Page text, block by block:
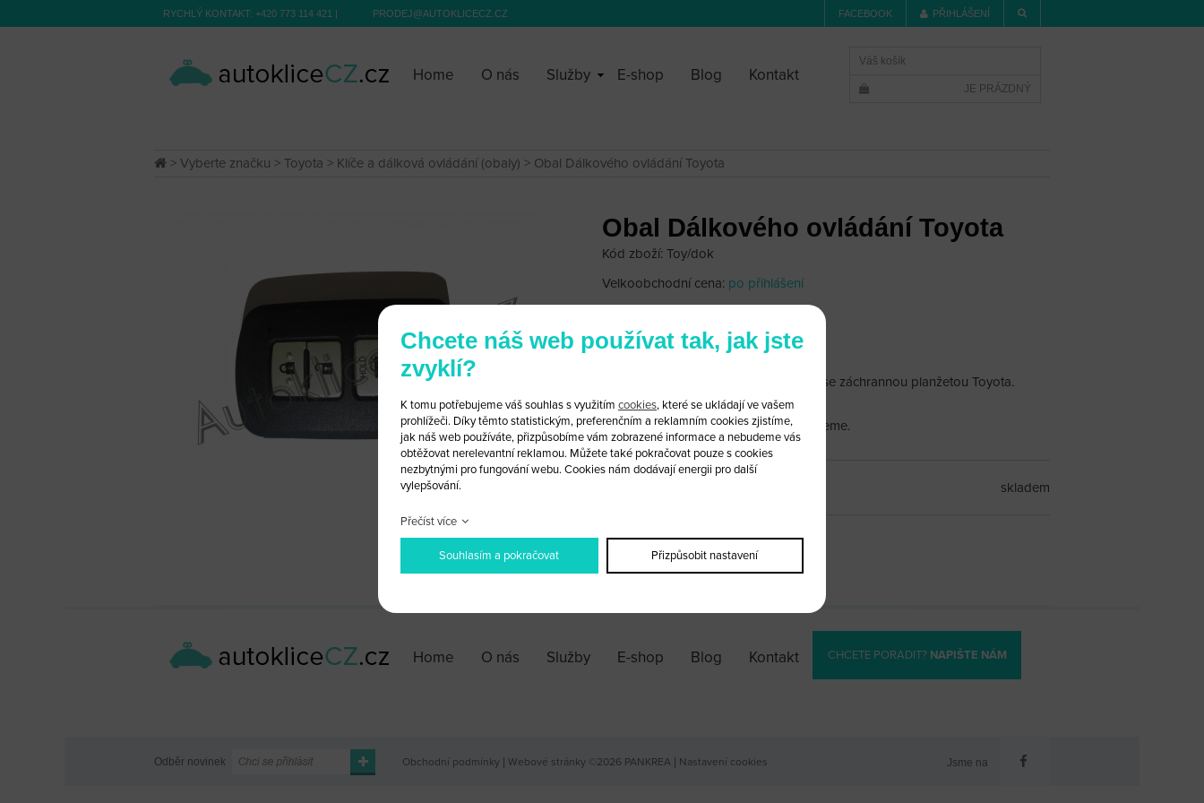
RYCHLÝ KONTAKT: +420 773 114 421 | PRODEJ@AUTOKLICECZ.CZ FACEBOOK PŘIHLÁŠENÍ
Home O nás Služby E-shop Blog Kontakt
Váš košík
JE PRÁZDNÝ
> Vyberte značku > Toyota > Klíče a dálková ovládání (obaly) > Obal Dálkového ovládání Toyota
Obal Dálkového ovládání Toyota
Kód zboží: Toy/dok
Velkoobchodní cena: po přihlášení
Jedná jse o Obal dálkového ovládání se záchrannou planžetou Toyota.
Planžetu vám rádi po dohodě vyfrézujeme.
skladem
PŘIDAT DO KOŠÍKU
Home O nás Služby E-shop Blog Kontakt CHCETE PORADIT? NAPIŠTE NÁM
Odběr novinek Obchodní podmínky | Webové stránky ©2026 PANKREA | Nastavení cookies Jsme na
Chcete náš web používat tak, jak jste
zvyklí?
K tomu potřebujeme váš souhlas s využitím cookies, které se ukládají ve vašem
prohlížeči. Díky těmto statistickým, preferenčním a reklamním cookies zjistíme,
jak náš web používáte, přizpůsobíme vám zobrazené informace a nebudeme vás
obtěžovat nerelevantní reklamou. Můžete také pokračovat pouze s cookies
nezbytnými pro fungování webu. Cookies nám dodávají energii pro další
vylepšování.
Přečíst více
Souhlasím a pokračovat Přizpůsobit nastavení